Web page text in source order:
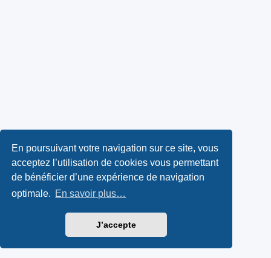
En poursuivant votre navigation sur ce site, vous
acceptez l’utilisation de cookies vous permettant
de bénéficier d’une expérience de navigation
optimale. En savoir plus…
J’accepte